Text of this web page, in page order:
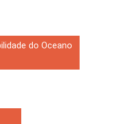
do Oceano